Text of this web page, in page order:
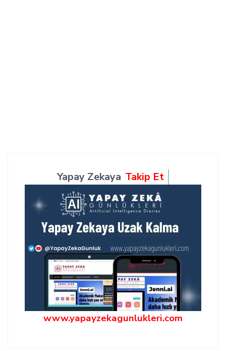
Yapay Zekaya Takip Et
www.yapayzekagunlukleri.com